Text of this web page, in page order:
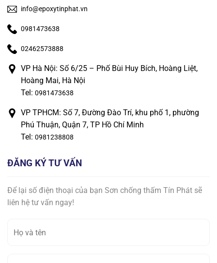
info@epoxytinphat.vn
0981473638
02462573888
VP Hà Nội: Số 6/25 – Phố Bùi Huy Bích, Hoàng Liệt,
Hoàng Mai, Hà Nội
Tel: 0981473638
VP TPHCM: Số 7, Đường Đào Trí, khu phố 1, phường
Phú Thuận, Quận 7, TP Hồ Chí Minh
Tel: 0981238808
ĐĂNG KÝ TƯ VẤN
Để lại số điện thoại của bạn Sơn chống thấm Tín Phát sẽ
liên hệ tư vấn ngay!